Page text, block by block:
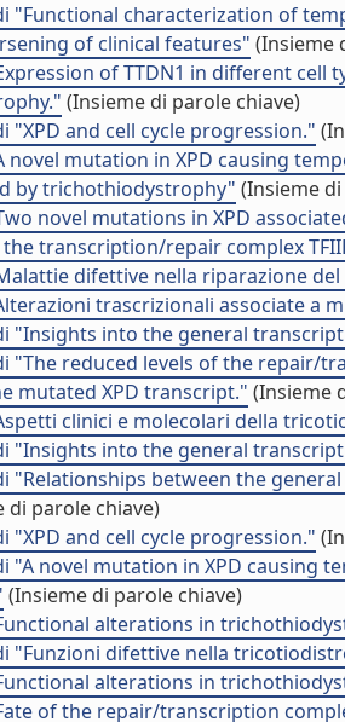
"Functional characterization of
of clinical features" (Insieme
of TTDN1 in different
(Insieme di parole chiave)
"XPD and cell cycle progression."
novel mutation in XPD causing
by trichothiodystrophy" (Insieme
novel mutations in XPD
transcription/repair complex
difettive nella riparazione del
trascrizionali associate a
"Insights into the general
"The reduced levels of the
mutated XPD transcript." (Insieme
clinici e molecolari della
"Insights into the general
"Relationships between the
di parole chiave)
"XPD and cell cycle progression."
"A novel mutation in XPD
(Insieme di parole chiave)
alterations in
"Funzioni difettive nella
alterations in
of the repair/transcription